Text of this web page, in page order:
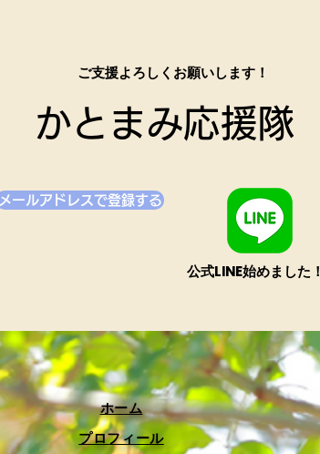
​ご支援よろしくお願いします！
かとまみ応援隊
メールアドレスで登録する
​公式LINE始めました！
​ホーム
プロフィール